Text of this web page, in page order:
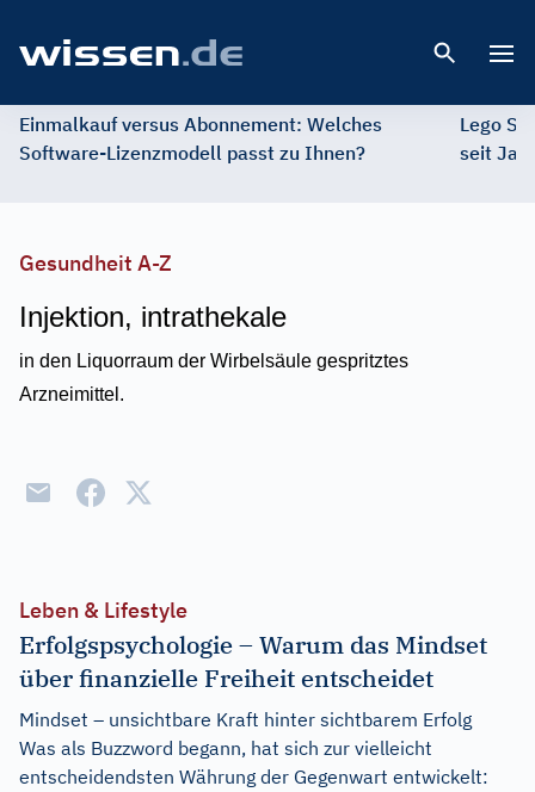
Einmalkauf versus Abonnement: Welches
Software-Lizenzmodell passt zu Ihnen?
Lego
seit
Gesundheit A-Z
Injektion, intrathekale
in den Liquorraum der Wirbelsäule gespritztes
Arzneimittel.
Leben & Lifestyle
Erfolgspsychologie – Warum das Mindset
über finanzielle Freiheit entscheidet
Mindset – unsichtbare Kraft hinter sichtbarem Erfolg
Was als Buzzword begann, hat sich zur vielleicht
entscheidendsten Währung der Gegenwart entwickelt: